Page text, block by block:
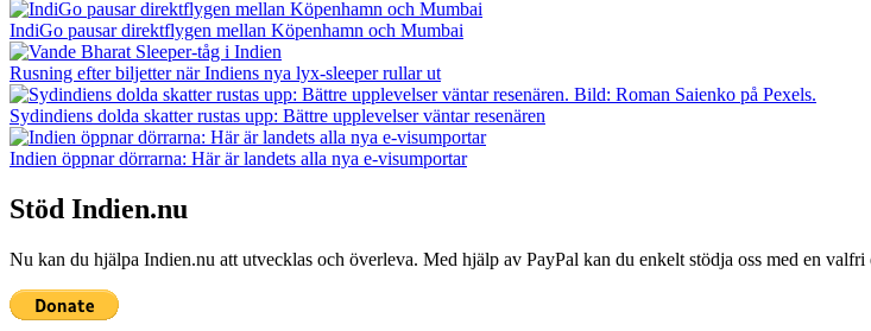
IndiGo pausar direktflygen mellan Köpenhamn och Mumbai
Rusning efter biljetter när Indiens nya lyx-sleeper rullar ut
Sydindiens dolda skatter rustas upp: Bättre upplevelser väntar resenären
Indien öppnar dörrarna: Här är landets alla nya e-visumportar
Stöd Indien.nu
Nu kan du hjälpa Indien.nu att utvecklas och överleva. Med hjälp av PayPal kan du enkelt stödja oss med en